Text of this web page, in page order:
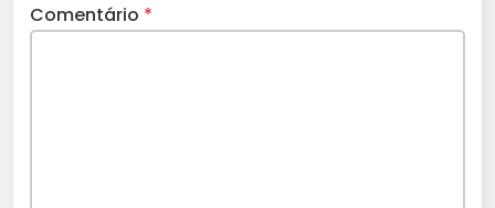
Comentário *